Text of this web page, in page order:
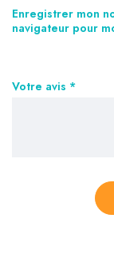
Votre avis *
Enregistrer mon
navigateur pour